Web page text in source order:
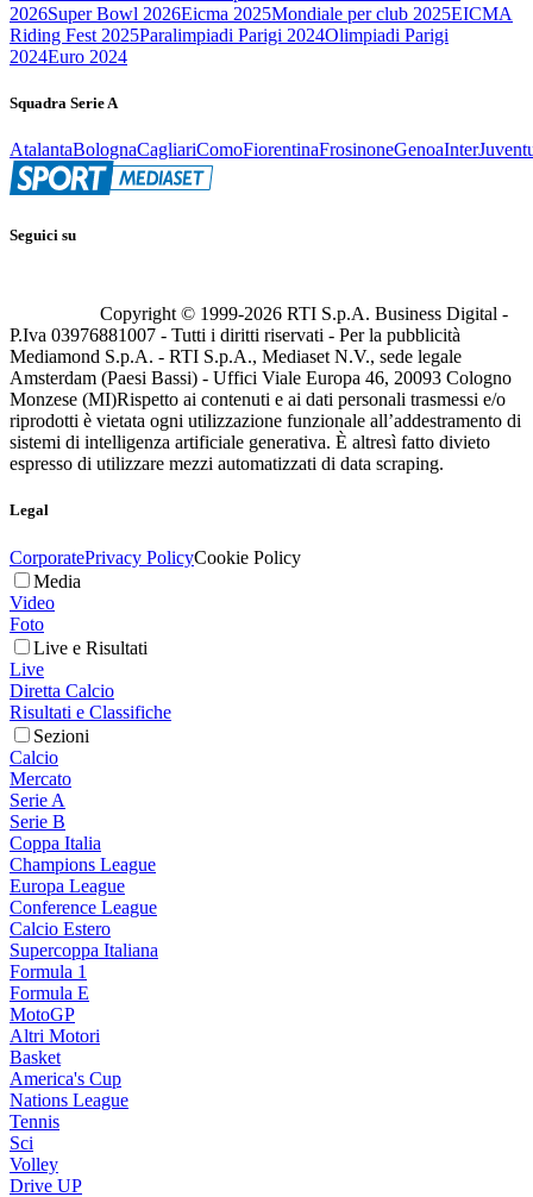
2026Super Bowl 2026Eicma 2025Mondiale per club 2025EICMA
Riding Fest 2025Paralimpiadi Parigi 2024Olimpiadi Parigi
2024Euro 2024
Squadra Serie A
AtalantaBolognaCagliariComoFiorentinaFrosinoneGenoaInter
Seguici su
Copyright © 1999-2026 RTI S.p.A. Business Digital -
P.Iva 03976881007 - Tutti i diritti riservati - Per la pubblicità
Mediamond S.p.A. - RTI S.p.A., Mediaset N.V., sede legale
Amsterdam (Paesi Bassi) - Uffici Viale Europa 46, 20093 Cologno
Monzese (MI)Rispetto ai contenuti e ai dati personali trasmessi e/o
riprodotti è vietata ogni utilizzazione funzionale all’addestramento di
sistemi di intelligenza artificiale generativa. È altresì fatto divieto
espresso di utilizzare mezzi automatizzati di data scraping.
Legal
CorporatePrivacy PolicyCookie Policy
Media
Video
Foto
Live e Risultati
Live
Diretta Calcio
Risultati e Classifiche
Sezioni
Calcio
Mercato
Serie A
Serie B
Coppa Italia
Champions League
Europa League
Conference League
Calcio Estero
Supercoppa Italiana
Formula 1
Formula E
MotoGP
Altri Motori
Basket
America's Cup
Nations League
Tennis
Sci
Volley
Drive UP